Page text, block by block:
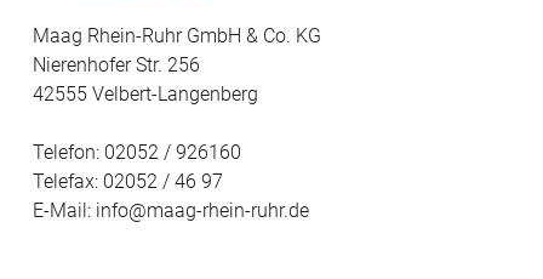
Maag Rhein-Ruhr GmbH & Co. KG
Nierenhofer Str. 256
42555 Velbert-Langenberg
Telefon: 02052 / 926160
Telefax: 02052 / 46 97
E-Mail: info@maag-rhein-ruhr.de